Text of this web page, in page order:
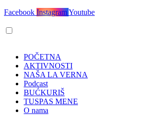
Facebook InstagramYoutube
POČETNA
AKTIVNOSTI
NAŠA LA VERNA
Podcast
BUĆKURIŠ
TUSPAS MENE
O nama